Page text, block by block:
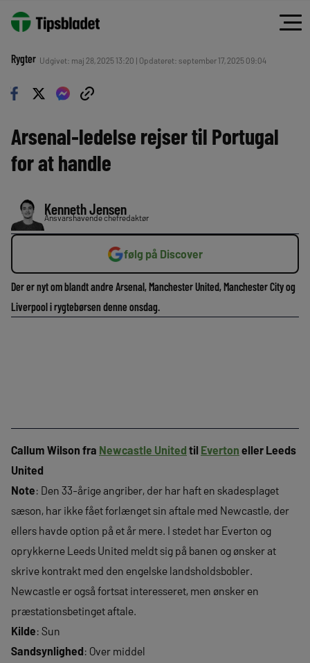
Rygter Udgivet: maj 28, 2025 13:20 | Opdateret: september 17, 2025 09:04
Arsenal-ledelse rejser til Portugal
for at handle
Kenneth Jensen
Ansvarshavende chefredaktør
følg på Discover
Der er nyt om blandt andre Arsenal, Manchester United, Manchester City og
Liverpool i rygtebørsen denne onsdag.
Callum Wilson fra Newcastle United til Everton eller Leeds
United
Note: Den 33-årige angriber, der har haft en skadesplaget
sæson, har ikke fået forlænget sin aftale med Newcastle, der
ellers havde option på et år mere. I stedet har Everton og
oprykkerne Leeds United meldt sig på banen og ønsker at
skrive kontrakt med den engelske landsholdsbobler.
Newcastle er også fortsat interesseret, men ønsker en
præstationsbetinget aftale.
Kilde: Sun
Sandsynlighed: Over middel